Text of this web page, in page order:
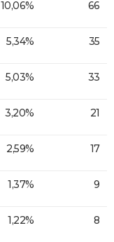
10,06% 66
5,34% 35
5,03% 33
3,20% 21
2,59% 17
1,37% 9
1,22% 8